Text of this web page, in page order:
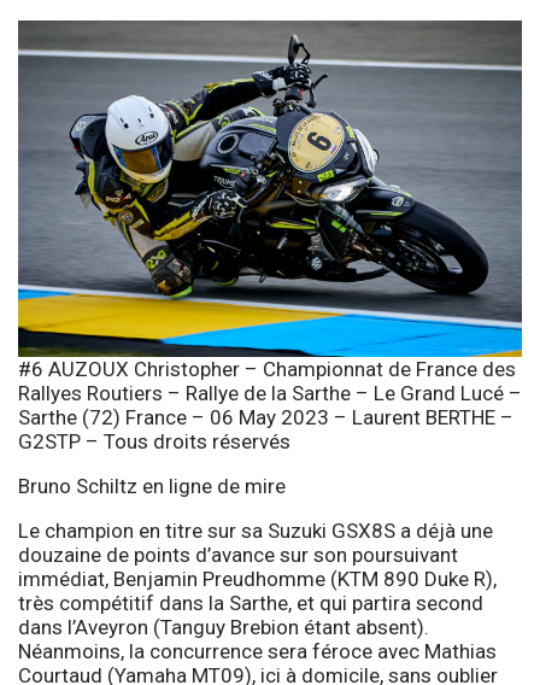
#6 AUZOUX Christopher – Championnat de France des
Rallyes Routiers – Rallye de la Sarthe – Le Grand Lucé –
Sarthe (72) France – 06 May 2023 – Laurent BERTHE –
G2STP – Tous droits réservés
Bruno Schiltz en ligne de mire
Le champion en titre sur sa Suzuki GSX8S a déjà une
douzaine de points d’avance sur son poursuivant
immédiat, Benjamin Preudhomme (KTM 890 Duke R),
très compétitif dans la Sarthe, et qui partira second
dans l’Aveyron (Tanguy Brebion étant absent).
Néanmoins, la concurrence sera féroce avec Mathias
Courtaud (Yamaha MT09), ici à domicile, sans oublier